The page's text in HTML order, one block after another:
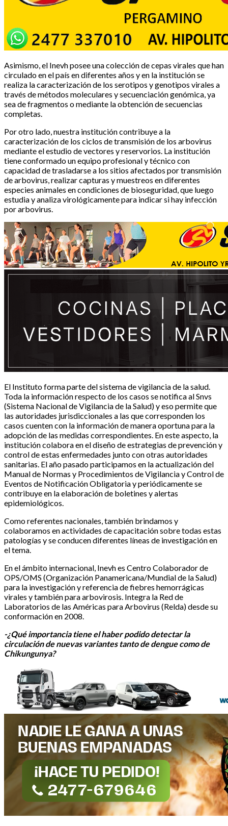
Asimismo, el Inevh posee una colección de cepas virales que han
circulado en el país en diferentes años y en la institución se
realiza la caracterización de los serotipos y genotipos virales a
través de métodos moleculares y secuenciación genómica, ya
sea de fragmentos o mediante la obtención de secuencias
completas.
Por otro lado, nuestra institución contribuye a la
caracterización de los ciclos de transmisión de los arbovirus
mediante el estudio de vectores y reservorios. La institución
tiene conformado un equipo profesional y técnico con
capacidad de trasladarse a los sitios afectados por transmisión
de arbovirus, realizar capturas y muestreos en diferentes
especies animales en condiciones de bioseguridad, que luego
estudia y analiza virológicamente para indicar si hay infección
por arbovirus.
El Instituto forma parte del sistema de vigilancia de la salud.
Toda la información respecto de los casos se notifica al Snvs
(Sistema Nacional de Vigilancia de la Salud) y eso permite que
las autoridades jurisdiccionales a las que corresponden los
casos cuenten con la información de manera oportuna para la
adopción de las medidas correspondientes. En este aspecto, la
institución colabora en el diseño de estrategias de prevención y
control de estas enfermedades junto con otras autoridades
sanitarias. El año pasado participamos en la actualización del
Manual de Normas y Procedimientos de Vigilancia y Control de
Eventos de Notificación Obligatoria y periódicamente se
contribuye en la elaboración de boletines y alertas
epidemiológicos.
Como referentes nacionales, también brindamos y
colaboramos en actividades de capacitación sobre todas estas
patologías y se conducen diferentes líneas de investigación en
el tema.
En el ámbito internacional, Inevh es Centro Colaborador de
OPS/OMS (Organización Panamericana/Mundial de la Salud)
para la investigación y referencia de fiebres hemorrágicas
virales y también para arbovirosis. Integra la Red de
Laboratorios de las Américas para Arbovirus (Relda) desde su
conformación en 2008.
-¿Qué importancia tiene el haber podido detectar la
circulación de nuevas variantes tanto de dengue como de
Chikungunya?